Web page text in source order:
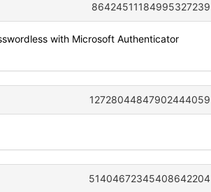
86424511184995327239
with Microsoft Authenticator
12728044847902444059
51404672345408642204